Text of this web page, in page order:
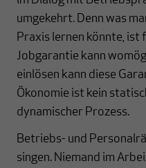
umgekehrt. Denn was
Praxis lernen könnte, ist
Jobgarantie kann
einlösen kann diese
Ökonomie ist kein
dynamischer Prozess.
Betriebs- und
singen. Niemand im